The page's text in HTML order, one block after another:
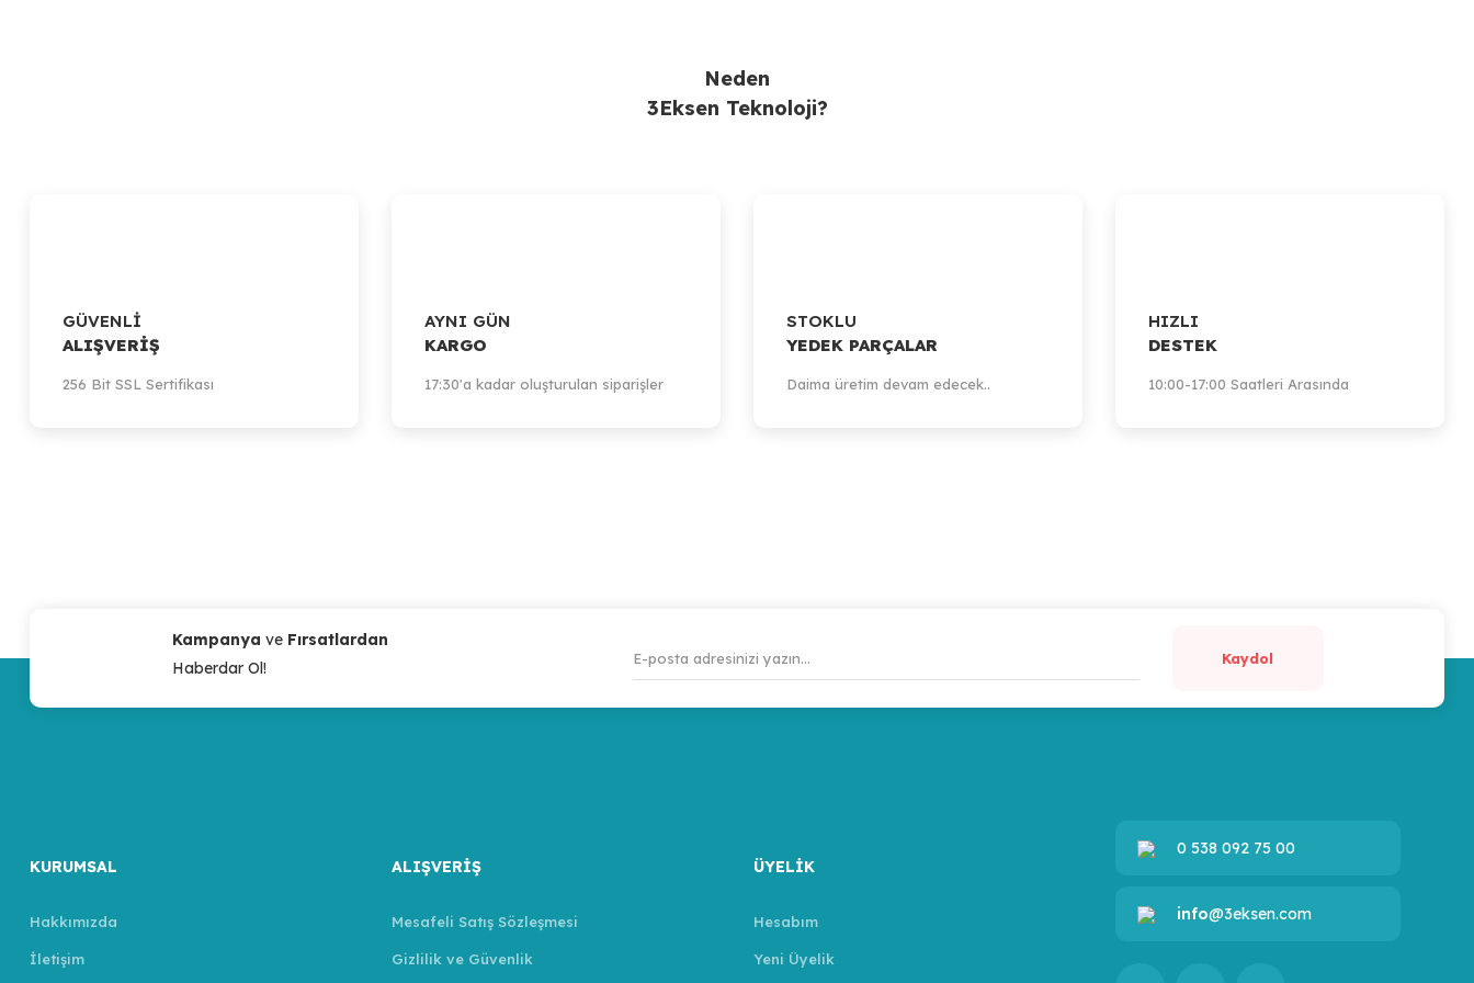
Neden
3Eksen Teknoloji?
GÜVENLİ
ALIŞVERİŞ
256 Bit SSL Sertifikası
AYNI GÜN
KARGO
17:30'a kadar oluşturulan siparişler
STOKLU
YEDEK PARÇALAR
Daima üretim devam edecek..
HIZLI
DESTEK
10:00-17:00 Saatleri Arasında
Kampanya ve Fırsatlardan
Haberdar Ol!
Kaydol
KURUMSAL
Hakkımızda
İletişim
ALIŞVERİŞ
Mesafeli Satış Sözleşmesi
Gizlilik ve Güvenlik
ÜYELİK
Hesabım
Yeni Üyelik
0 538 092 75 00
info@3eksen.com